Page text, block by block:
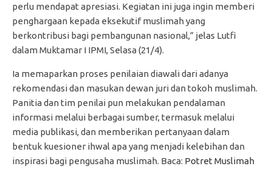
perlu mendapat apresiasi. Kegiatan ini juga ingin memberi
penghargaan kepada eksekutif muslimah yang
berkontribusi bagi pembangunan nasional,” jelas Lutfi
dalam Muktamar I IPMI, Selasa (21/4).
Ia memaparkan proses penilaian diawali dari adanya
rekomendasi dan masukan dewan juri dan tokoh muslimah.
Panitia dan tim penilai pun melakukan pendalaman
informasi melalui berbagai sumber, termasuk melalui
media publikasi, dan memberikan pertanyaan dalam
bentuk kuesioner ihwal apa yang menjadi kelebihan dan
inspirasi bagi pengusaha muslimah. Baca: Potret Muslimah